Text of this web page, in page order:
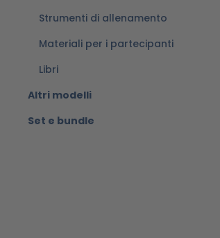
Strumenti di allenamento
Materiali per i partecipanti
Libri
Altri modelli
Set e bundle